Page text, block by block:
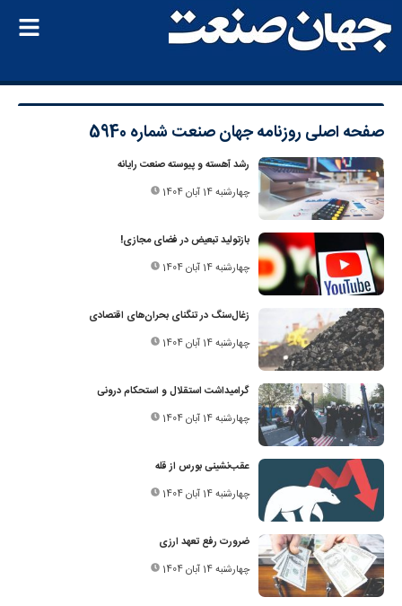
صفحه اصلی روزنامه جهان صنعت شماره 5940
رشد آهسته و پیوسته صنعت رایانه
چهارشنبه 14 آبان 1404
بازتولید تبعیض در فضای مجازی!
چهارشنبه 14 آبان 1404
زغال‌سنگ در تنگنای بحران‌های اقتصادی
چهارشنبه 14 آبان 1404
گرامیداشت استقلال و استحکام درونی
چهارشنبه 14 آبان 1404
عقب‌نشینی بورس از قله
چهارشنبه 14 آبان 1404
ضرورت رفع تعهد ارزی
چهارشنبه 14 آبان 1404